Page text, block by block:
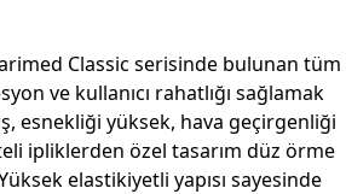
Classic serisinde bulunan tüm
ve kullanıcı rahatlığı sağlamak
esnekliği yüksek, hava geçirgenliği
ipliklerden özel tasarım düz örme
elastikiyetli yapısı sayesinde